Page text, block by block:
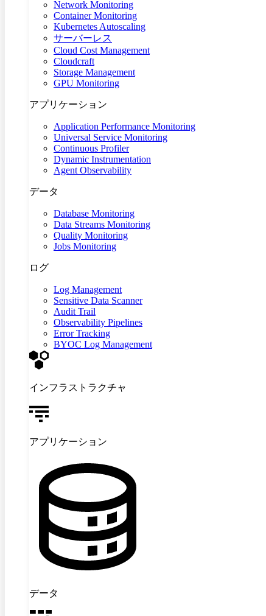
Network Monitoring
Container Monitoring
Kubernetes Autoscaling
サーバーレス
Cloud Cost Management
Cloudcraft
Storage Management
GPU Monitoring
アプリケーション
Application Performance Monitoring
Universal Service Monitoring
Continuous Profiler
Dynamic Instrumentation
Agent Observability
データ
Database Monitoring
Data Streams Monitoring
Quality Monitoring
Jobs Monitoring
ログ
Log Management
Sensitive Data Scanner
Audit Trail
Observability Pipelines
Error Tracking
BYOC Log Management
インフラストラクチャ
アプリケーション
データ